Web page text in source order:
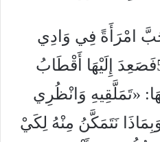
امْرَأَةً فِي وَادِي
سُورَقَ اسْمُهَا دَلِيلَةُ. 5فَصَعِدَ إِلَيْهَا أَقْطَابُ
«تَمَلَّقِيهِ وَانْظُرِي
نَتَمَكَّنُ مِنْهُ لِكَيْ